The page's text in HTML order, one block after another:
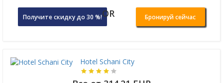
Получите скидку до 30 %!OR Бронируй сейчас
Hotel Schani City